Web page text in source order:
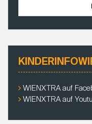
WIENXTRA auf
WIENXTRA auf